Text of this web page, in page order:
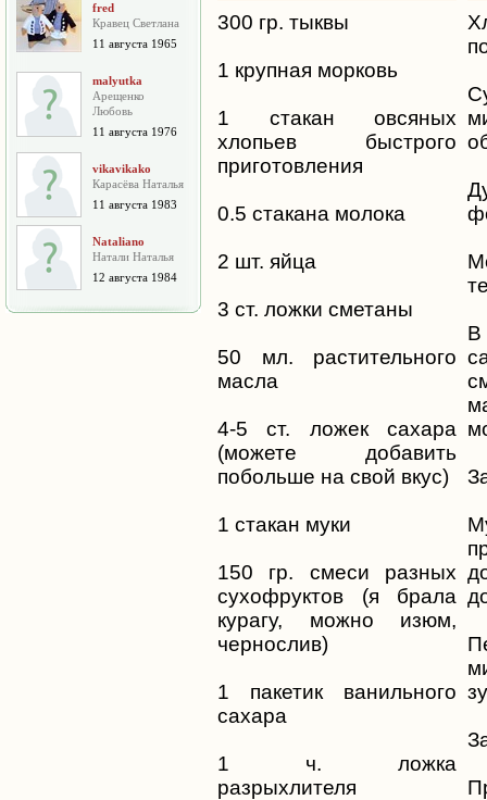
fred
Кравец Светлана
11 августа 1965
malyutka
Арещенко
Любовь
11 августа 1976
vikavikako
Карасёва Наталья
11 августа 1983
Nataliano
Натали Наталья
12 августа 1984
300 гр. тыквы
1 крупная морковь
1 стакан овсяных
хлопьев быстрого
приготовления
0.5 стакана молока
2 шт. яйца
3 ст. ложки сметаны
50 мл. растительного
масла
4-5 ст. ложек сахара
(можете добавить
побольше на свой вкус)
1 стакан муки
150 гр. смеси разных
сухофруктов (я брала
курагу, можно изюм,
чернослив)
1 пакетик ванильного
сахара
1 ч. ложка
разрыхлителя
В